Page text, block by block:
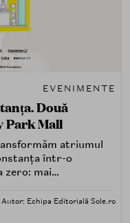
EVENIMENTE
Două
Park Mall
atriumul
într-o
zero: mai
produse — testând,
Autor: Echipa Editorială Sole.ro